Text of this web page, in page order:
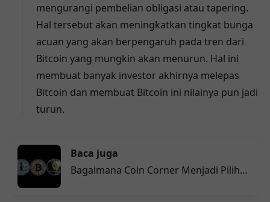
mengurangi pembelian obligasi atau tapering.
Hal tersebut akan meningkatkan tingkat bunga
acuan yang akan berpengaruh pada tren dari
Bitcoin yang mungkin akan menurun. Hal ini
membuat banyak investor akhirnya melepas
Bitcoin dan membuat Bitcoin ini nilainya pun jadi
turun.
Baca juga
Bagaimana Coin Corner Menjadi Pilihan